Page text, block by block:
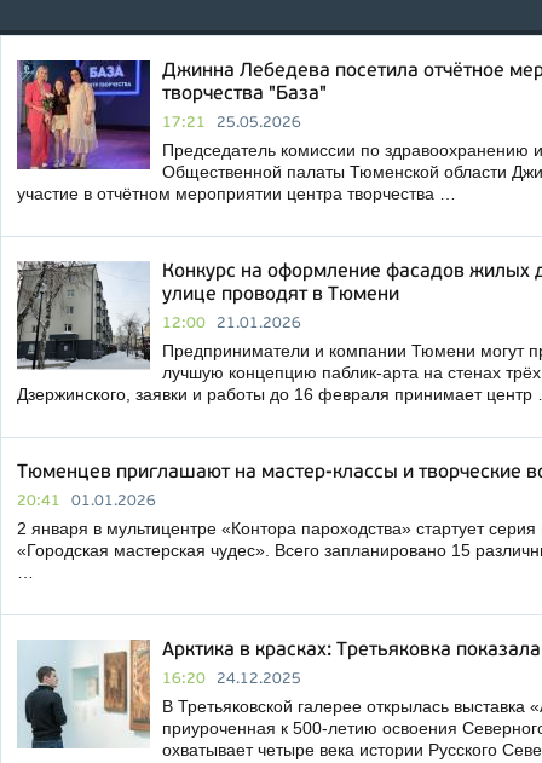
Джинна Лебедева посетила отчётное
творчества "База"
17:21 25.05.2026
Председатель комиссии по здравоохранению
Общественной палаты Тюменской области
участие в отчётном мероприятии центра творчества …
Конкурс на оформление фасадов жилых
улице проводят в Тюмени
12:00 21.01.2026
Предприниматели и компании Тюмени могут
лучшую концепцию паблик-арта на стенах
Дзержинского, заявки и работы до 16 февраля принимает
Тюменцев приглашают на мастер-классы и творческие
20:41 01.01.2026
2 января в мультицентре «Контора пароходства» стартует
«Городская мастерская чудес». Всего запланировано 15
Арктика в красках: Третьяковка
16:20 24.12.2025
В Третьяковской галерее открылась выставка
приуроченная к 500-летию освоения
охватывает четыре века истории Русского